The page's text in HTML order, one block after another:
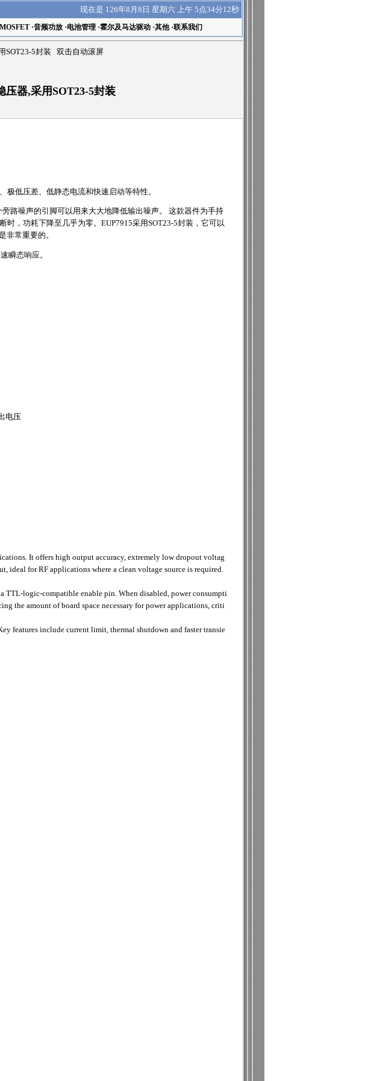
现在是 126年8月8日 星期六 上午 5点34分12秒
MOSFET·音频功放·电池管理·霍尔及马达驱动·其他·联系我们
SOT23-5封装 双击自动滚屏
压器,采用SOT23-5封装
极低压差、低静态电流和快速启动等特性。
路噪声的引脚可以用来大大地降低输出噪声。 这款器件为手持
，功耗下降至几乎为零。EUP7915采用SOT23-5封装，它可以
非常重要的。
瞬态响应。
电压
It offers high output accuracy, extremely low dropout voltag
ideal for RF applications where a clean voltage source is required.
TTL-logic-compatible enable pin. When disabled, power consumpti
the amount of board space necessary for power applications, criti
features include current limit, thermal shutdown and faster transie